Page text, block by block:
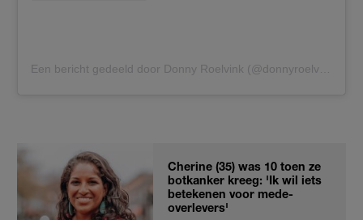
Een bericht gedeeld door Donny Roelvink (@donnyroelvink)
Cherine (35) was 10 toen ze
botkanker kreeg: 'Ik wil iets
betekenen voor mede-
overlevers'